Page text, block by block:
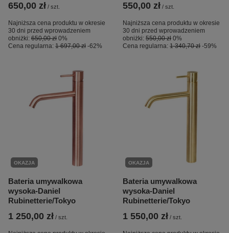
650,00 zł / szt.
Najniższa cena produktu w okresie
30 dni przed wprowadzeniem
obniżki: 650,00 zł 0%
Cena regularna: 1 697,00 zł -62%
550,00 zł / szt.
Najniższa cena produktu w okresie
30 dni przed wprowadzeniem
obniżki: 550,00 zł 0%
Cena regularna: 1 340,70 zł -59%
OKAZJA
Bateria umywalkowa
wysoka-Daniel
Rubinetterie/Tokyo
1 250,00 zł / szt.
OKAZJA
Bateria umywalkowa
wysoka-Daniel
Rubinetterie/Tokyo
1 550,00 zł / szt.